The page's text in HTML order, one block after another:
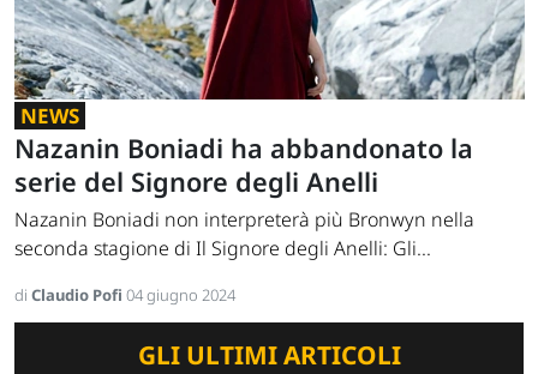
NEWS
Nazanin Boniadi ha abbandonato la
serie del Signore degli Anelli
Nazanin Boniadi non interpreterà più Bronwyn nella
seconda stagione di Il Signore degli Anelli: Gli...
di Claudio Pofi 04 giugno 2024
GLI ULTIMI ARTICOLI